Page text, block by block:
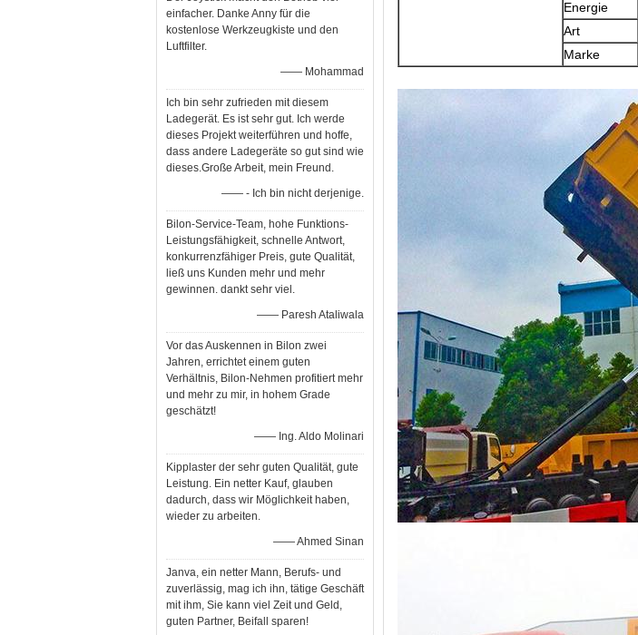
einfacher. Danke Anny für die
kostenlose Werkzeugkiste und den
Luftfilter.
—— Mohammad
Ich bin sehr zufrieden mit diesem
Ladegerät. Es ist sehr gut. Ich werde
dieses Projekt weiterführen und hoffe,
dass andere Ladegeräte so gut sind wie
dieses.Große Arbeit, mein Freund.
—— - Ich bin nicht derjenige.
Bilon-Service-Team, hohe Funktions-
Leistungsfähigkeit, schnelle Antwort,
konkurrenzfähiger Preis, gute Qualität,
ließ uns Kunden mehr und mehr
gewinnen. dankt sehr viel.
—— Paresh Ataliwala
Vor das Auskennen in Bilon zwei
Jahren, errichtet einem guten
Verhältnis, Bilon-Nehmen profitiert mehr
und mehr zu mir, in hohem Grade
geschätzt!
—— Ing. Aldo Molinari
Kipplaster der sehr guten Qualität, gute
Leistung. Ein netter Kauf, glauben
dadurch, dass wir Möglichkeit haben,
wieder zu arbeiten.
—— Ahmed Sinan
Janva, ein netter Mann, Berufs- und
zuverlässig, mag ich ihn, tätige Geschäft
mit ihm, Sie kann viel Zeit und Geld,
guten Partner, Beifall sparen!
Energie
Art
Marke